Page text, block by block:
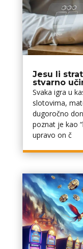
Jesu li
stvarno
Svaka igra u
slotovima,
dugoročno
poznat je kao
upravo on č